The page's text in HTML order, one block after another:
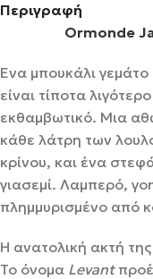
Περιγραφή
Ormonde
Ένα μπουκάλι
είναι τίποτα
εκθαμβωτικό. Μια
κάθε λάτρη των
κρίνου, και ένα
γιασεμί. Λαμπερό,
πλημμυρισμένο από
Η ανατολική ακτή
Το όνομα Levant